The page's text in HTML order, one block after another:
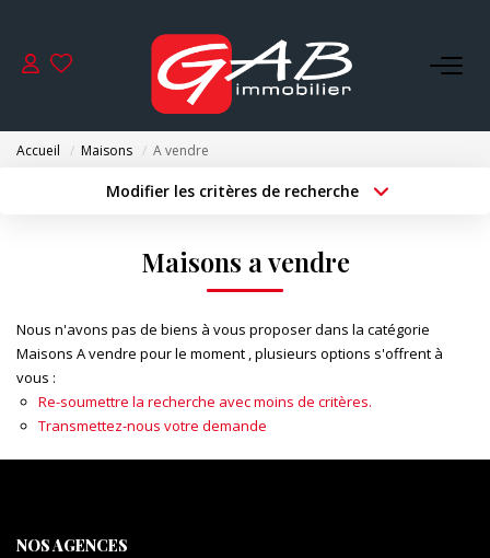
ACHETER
NOS AGENCES
Accueil Maisons A vendre
Modifier les critères de recherche
Budget max Plus de critères
Maisons a vendre
Nous n'avons pas de biens à vous proposer dans la catégorie
Maisons A vendre pour le moment , plusieurs options s'offrent à
vous :
Re-soumettre la recherche avec moins de critères.
Transmettez-nous votre demande
NOS AGENCES